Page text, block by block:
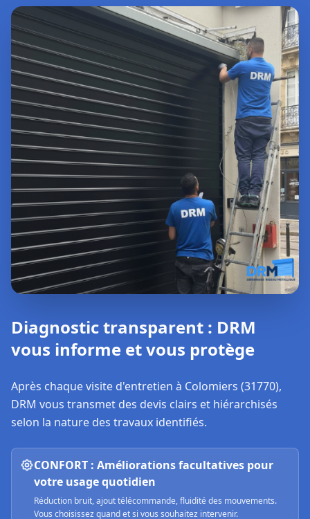
Diagnostic transparent : DRM
vous informe et vous protège
Après chaque visite d'entretien à Colomiers (31770),
DRM vous transmet des devis clairs et hiérarchisés
selon la nature des travaux identifiés.
CONFORT : Améliorations facultatives pour
votre usage quotidien
Réduction bruit, ajout télécommande, fluidité des mouvements.
Vous choisissez quand et si vous souhaitez intervenir.